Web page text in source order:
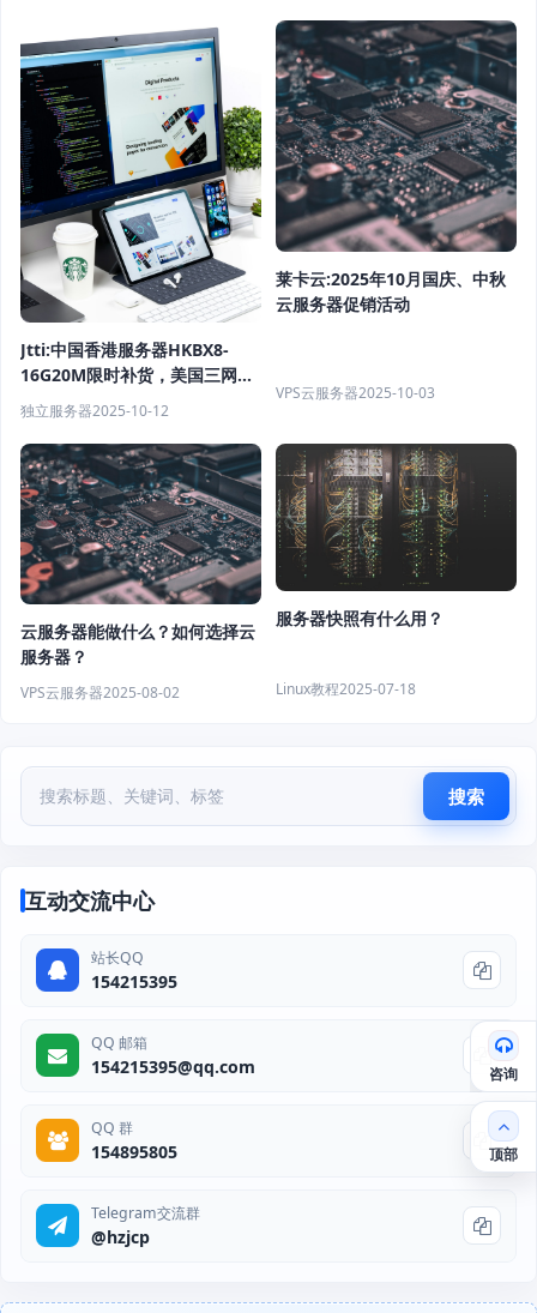
Jtti:中国香港服务器HKBX8-
16G20M限时补货，美国三网
CN2年付$24.62，高性价比推荐
独立服务器2025-10-12
莱卡云:2025年10月国庆、中秋
云服务器促销活动
VPS云服务器2025-10-03
云服务器能做什么？如何选择云
服务器？
VPS云服务器2025-08-02
服务器快照有什么用？
Linux教程2025-07-18
搜索
互动交流中心
站长QQ
154215395
QQ 邮箱
154215395@qq.com
QQ 群
154895805
Telegram交流群
@hzjcp
咨询
顶部